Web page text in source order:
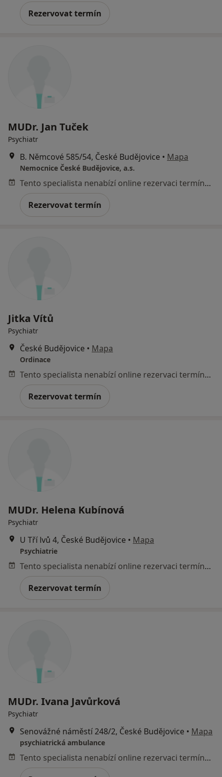
Rezervovat termín
MUDr. Jan Tuček
Psychiatr
B. Němcové 585/54, České Budějovice • Mapa
Nemocnice České Budějovice, a.s.
Tento specialista nenabízí online rezervaci termínu na této adrese.
Rezervovat termín
Jitka Vítů
Psychiatr
České Budějovice • Mapa
Ordinace
Tento specialista nenabízí online rezervaci termínu na této adrese.
Rezervovat termín
MUDr. Helena Kubínová
Psychiatr
U Tří lvů 4, České Budějovice • Mapa
Psychiatrie
Tento specialista nenabízí online rezervaci termínu na této adrese.
Rezervovat termín
MUDr. Ivana Javůrková
Psychiatr
Senovážné náměstí 248/2, České Budějovice • Mapa
psychiatrická ambulance
Tento specialista nenabízí online rezervaci termínu na této adrese.